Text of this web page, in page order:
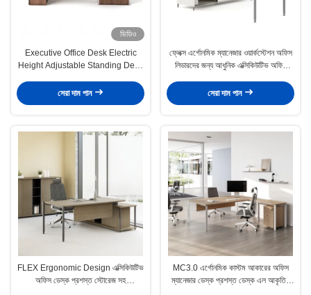
ভিডিও
Executive Office Desk Electric
Height Adjustable Standing Desk
Manager Table Capri T
সেরা দাম পান
ফ্লেক্স এর্গোনমিক ম্যানেজার ওয়ার্কস্টেশন অফিস
লিডারদের জন্য আধুনিক এক্সিকিউটিভ অফিস
সেরা দাম পান
FLEX Ergonomic Design এক্সিকিউটিভ
অফিস ডেস্ক প্রশস্ত স্টোরেজ সহ
MC3.0 এর্গোনমিক কাস্টম আকারের অফিস
ম্যানেজার ডেস্ক প্রশস্ত ডেস্ক এল আকৃতির